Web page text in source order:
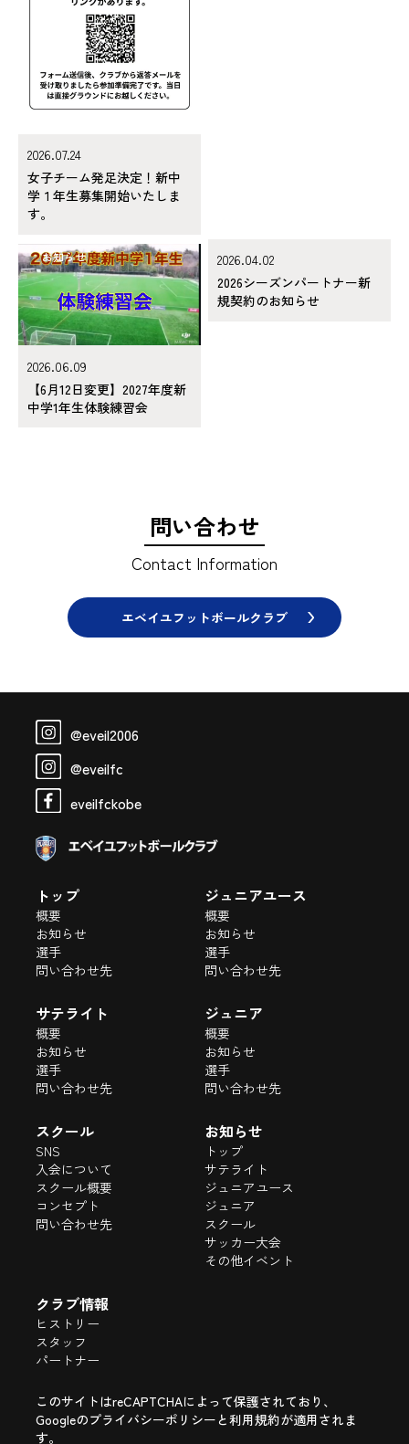
2026.07.24
女子チーム発足決定！新中
学１年生募集開始いたしま
す。
お知らせ
2026.06.09
【6月12日変更】2027年度新
中学1年生体験練習会
お知らせ
2026.04.02
2026シーズンパートナー新
規契約のお知らせ
問い合わせ
Contact Information
エベイユフットボールクラブ
@eveil2006
@eveilfc
eveilfckobe
トップ
概要
お知らせ
選手
問い合わせ先
ジュニアユース
概要
お知らせ
選手
問い合わせ先
サテライト
概要
お知らせ
選手
問い合わせ先
ジュニア
概要
お知らせ
選手
問い合わせ先
スクール
SNS
入会について
スクール概要
コンセプト
問い合わせ先
お知らせ
トップ
サテライト
ジュニアユース
ジュニア
スクール
サッカー大会
その他イベント
クラブ情報
ヒストリー
スタッフ
パートナー
このサイトはreCAPTCHAによって保護されており、
Googleのプライバシーポリシー と利用規約が適用されま
す。